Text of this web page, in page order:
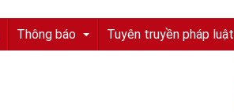
Thông báo Tuyên truyền pháp luật